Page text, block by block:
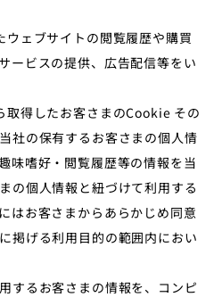
ェブサイトの閲覧履歴や購買
ービスの提供、広告配信等をい
得したお客さまのCookie その
社の保有するお客さまの個人情
味嗜好・閲覧履歴等の情報を当
の個⼈情報と紐づけて利⽤する
はお客さまからあらかじめ同意
掲げる利⽤⽬的の範囲内におい
するお客さまの情報を、コンピ